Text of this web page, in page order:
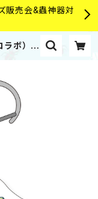
販売会&蟲神器対
ラボ） |